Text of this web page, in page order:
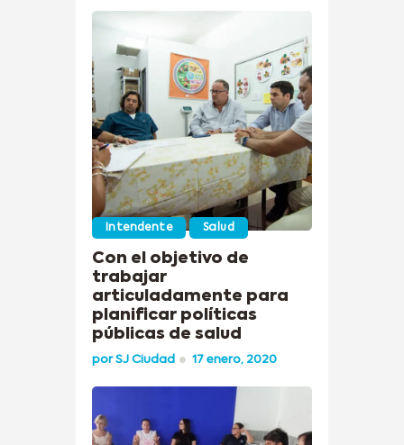
Intendente Salud
Con el objetivo de
trabajar
articuladamente para
planificar políticas
públicas de salud
porSJ Ciudad 17 enero, 2020